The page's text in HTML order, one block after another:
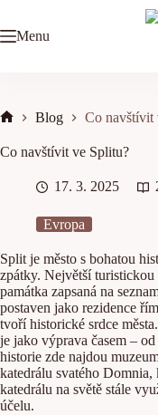
content
Menu
Blog Co navštívit
Co navštívit ve Splitu?
17. 3. 2025
Evropa
Split je město s bohatou
zpátky. Největší turistickou
památka zapsaná na
postaven jako rezidence
tvoří historické srdce
je jako výprava časem –
historie zde najdou
katedrálu svatého Domnia,
katedrálu na světě stále
účelu.